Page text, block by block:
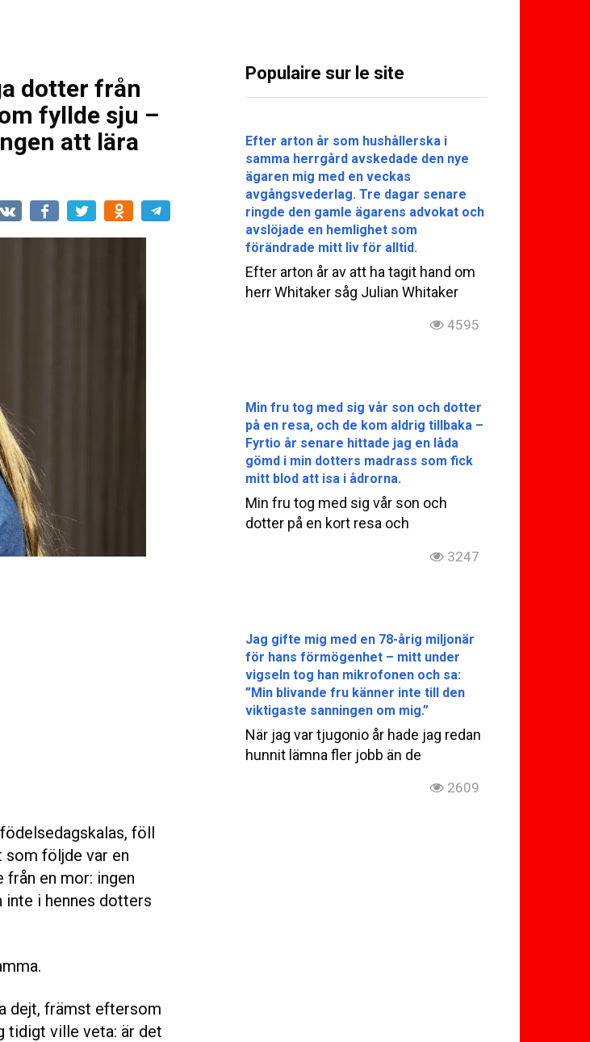
dotter från
fyllde sju –
att lära
föll
som följde var en
en mor: ingen
i hennes dotters
dejt, främst eftersom
tidigt ville veta: är det
Populaire sur le site
Efter arton år som hushållerska i
samma herrgård avskedade den nye
ägaren mig med en veckas
avgångsvederlag. Tre dagar senare
ringde den gamle ägarens advokat och
avslöjade en hemlighet som
förändrade mitt liv för alltid.
Efter arton år av att ha tagit hand om
herr Whitaker såg Julian Whitaker
4595
Min fru tog med sig vår son och dotter
på en resa, och de kom aldrig tillbaka –
Fyrtio år senare hittade jag en låda
gömd i min dotters madrass som fick
mitt blod att isa i ådrorna.
Min fru tog med sig vår son och
dotter på en kort resa och
3247
Jag gifte mig med en 78-årig miljonär
för hans förmögenhet – mitt under
vigseln tog han mikrofonen och sa:
”Min blivande fru känner inte till den
viktigaste sanningen om mig.”
När jag var tjugonio år hade jag redan
hunnit lämna fler jobb än de
2609